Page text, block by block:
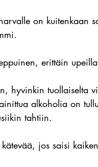
on kuitenkaan
erittäin
hyvinkin tuollaiselta
alkoholia on
tahtiin.
jos saisi